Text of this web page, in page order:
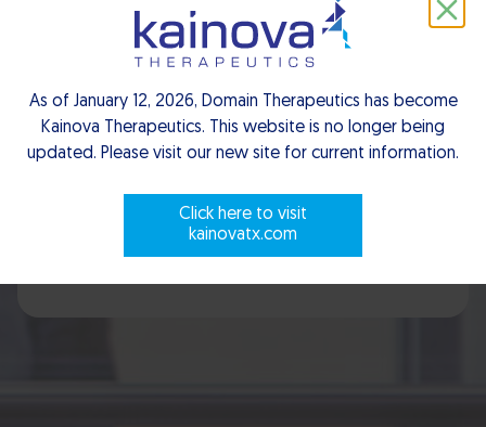
Partnering
Opportunities
Scroll to explore
As of January 12, 2026, Domain Therapeutics has become
Kainova Therapeutics. This website is no longer being
updated. Please visit our new site for current information.
Click here to visit
kainovatx.com